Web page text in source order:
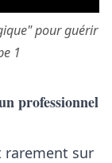
pour guérir
1
professionnel
rarement sur